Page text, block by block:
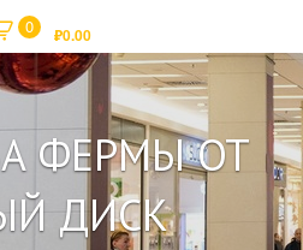
0 ₽0.00
ФЕРМЫ ОТ
ДИСК